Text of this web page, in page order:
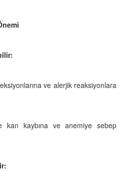
ve alerjik reaksiyonlara
kan kaybına ve anemiye sebep